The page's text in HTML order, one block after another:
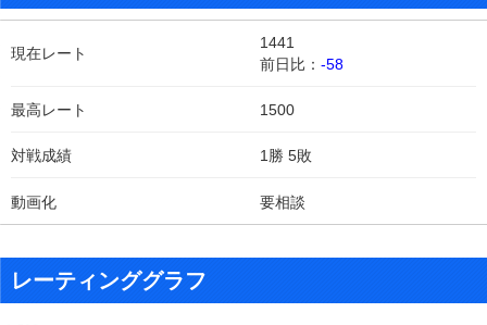
現在レート
1441
前日比： -58
最高レート 1500
対戦成績 1勝 5敗
動画化 要相談
レーティンググラフ